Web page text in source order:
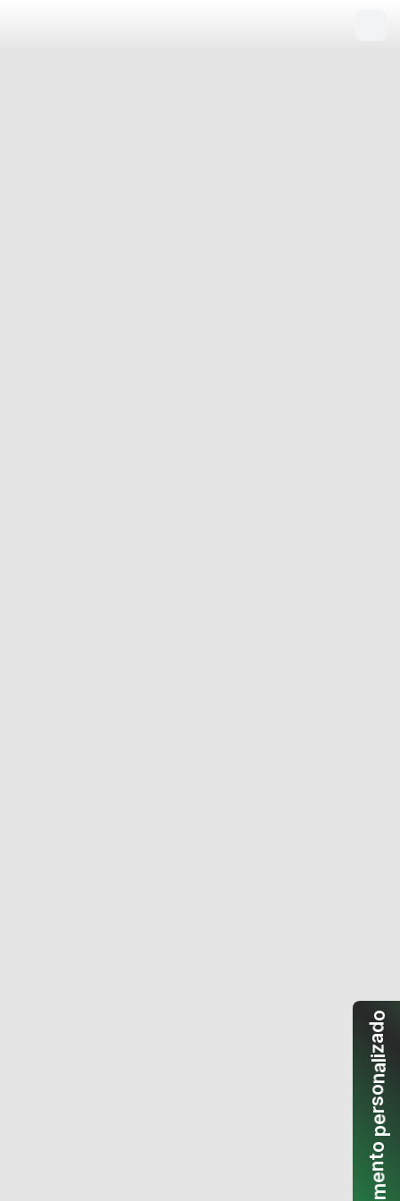
m
e
n
t
o
p
e
r
s
o
n
a
l
i
z
a
d
o